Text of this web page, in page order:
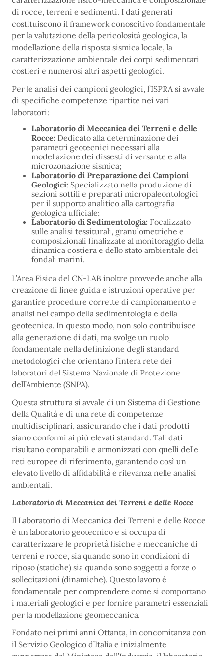
di rocce, terreni e sedimenti. I dati generati
costituiscono il framework conoscitivo fondamentale
per la valutazione della pericolosità geologica, la
modellazione della risposta sismica locale, la
caratterizzazione ambientale dei corpi sedimentari
costieri e numerosi altri aspetti geologici.
Per le analisi dei campioni geologici, l’ISPRA si avvale
di specifiche competenze ripartite nei vari
laboratori:
Laboratorio di Meccanica dei Terreni e delle
Rocce: Dedicato alla determinazione dei
parametri geotecnici necessari alla
modellazione dei dissesti di versante e alla
microzonazione sismica;
Laboratorio di Preparazione dei Campioni
Geologici: Specializzato nella produzione di
sezioni sottili e preparati micropaleontologici
per il supporto analitico alla cartografia
geologica ufficiale;
Laboratorio di Sedimentologia: Focalizzato
sulle analisi tessiturali, granulometriche e
composizionali finalizzate al monitoraggio della
dinamica costiera e dello stato ambientale dei
fondali marini.
L’Area Fisica del CN-LAB inoltre provvede anche alla
creazione di linee guida e istruzioni operative per
garantire procedure corrette di campionamento e
analisi nel campo della sedimentologia e della
geotecnica. In questo modo, non solo contribuisce
alla generazione di dati, ma svolge un ruolo
fondamentale nella definizione degli standard
metodologici che orientano l’intera rete dei
laboratori del Sistema Nazionale di Protezione
dell’Ambiente (SNPA).
Questa struttura si avvale di un Sistema di Gestione
della Qualità e di una rete di competenze
multidisciplinari, assicurando che i dati prodotti
siano conformi ai più elevati standard. Tali dati
risultano comparabili e armonizzati con quelli delle
reti europee di riferimento, garantendo così un
elevato livello di affidabilità e rilevanza nelle analisi
ambientali.
Laboratorio di Meccanica dei Terreni e delle Rocce
Il Laboratorio di Meccanica dei Terreni e delle Rocce
è un laboratorio geotecnico e si occupa di
caratterizzare le proprietà fisiche e meccaniche di
terreni e rocce, sia quando sono in condizioni di
riposo (statiche) sia quando sono soggetti a forze o
sollecitazioni (dinamiche). Questo lavoro è
fondamentale per comprendere come si comportano
i materiali geologici e per fornire parametri essenziali
per la modellazione geomeccanica.
Fondato nei primi anni Ottanta, in concomitanza con
il Servizio Geologico d’Italia e inizialmente